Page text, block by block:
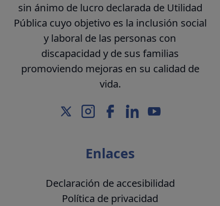
sin ánimo de lucro declarada de Utilidad
Pública cuyo objetivo es la inclusión social
y laboral de las personas con
discapacidad y de sus familias
promoviendo mejoras en su calidad de
vida.
Enlaces
Declaración de accesibilidad
Política de privacidad